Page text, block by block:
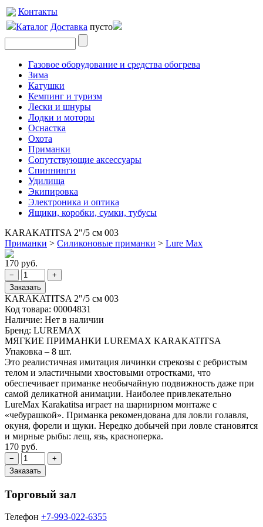
Контакты
Каталог Доставка пусто
Газовое оборудование и средства обогрева
Зима
Катушки
Кемпинг и туризм
Лески и шнуры
Лодки и моторы
Оснастка
Охота
Приманки
Сопутствующие аксессуары
Спиннинги
Удилища
Экипировка
Электроника и оптика
Ящики, коробки, сумки, тубусы
KARAKATITSA 2"/5 см 003
Приманки > Силиконовые приманки > Lure Max
170 руб.
KARAKATITSA 2"/5 см 003
Код товара: 00004831
Наличие: Нет в наличии
Бренд: LUREMAX
МЯГКИЕ ПРИМАНКИ LUREMAX KARAKATITSA
Упаковка – 8 шт.
Это реалистичная имитация личинки стрекозы с ребристым
телом и эластичными хвостовыми отростками, что
обеспечивает приманке необычайную подвижность даже при
самой деликатной анимации. Наиболее привлекательно
LureMax Karakatitsa играет на шарнирном монтаже с
«чебурашкой». Приманка рекомендована для ловли голавля,
окуня, форели и щуки. Нередко добычей при ловле становятся
и мирные рыбы: лещ, язь, красноперка.
170 руб.
Торговый зал
Телефон +7-993-022-6355